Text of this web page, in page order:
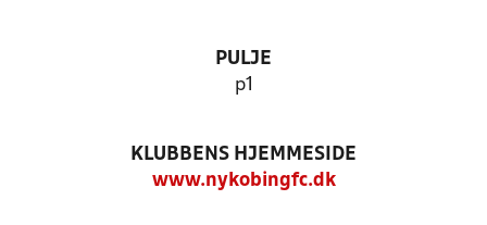
PULJE
p1
KLUBBENS HJEMMESIDE
www.nykobingfc.dk